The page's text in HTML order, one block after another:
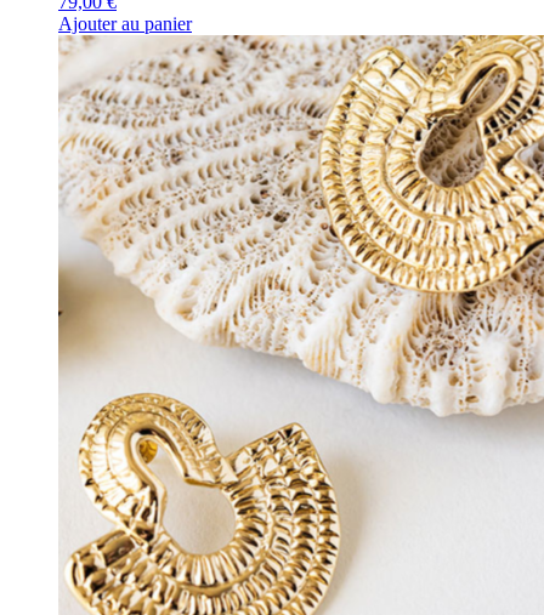
Ajouter au panier